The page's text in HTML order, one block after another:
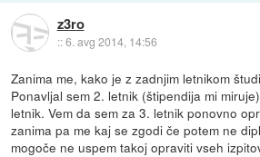
z3ro
::6. avg 2014, 14:56
Zanima me, kako je z zadnjim letnikom
Ponavljal sem 2. letnik (štipendija mi
letnik. Vem da sem za 3. letnik ponovno
zanima pa me kaj se zgodi če potem ne
mogoče ne uspem takoj opraviti vseh